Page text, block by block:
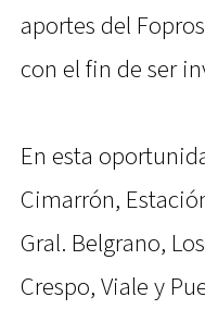
aportes del
con el fin de ser
En esta
Cimarrón,
Gral. Belgrano,
Crespo, Viale y